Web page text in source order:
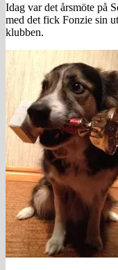
Idag var det årsmöte på
med det fick Fonzie sin
klubben.